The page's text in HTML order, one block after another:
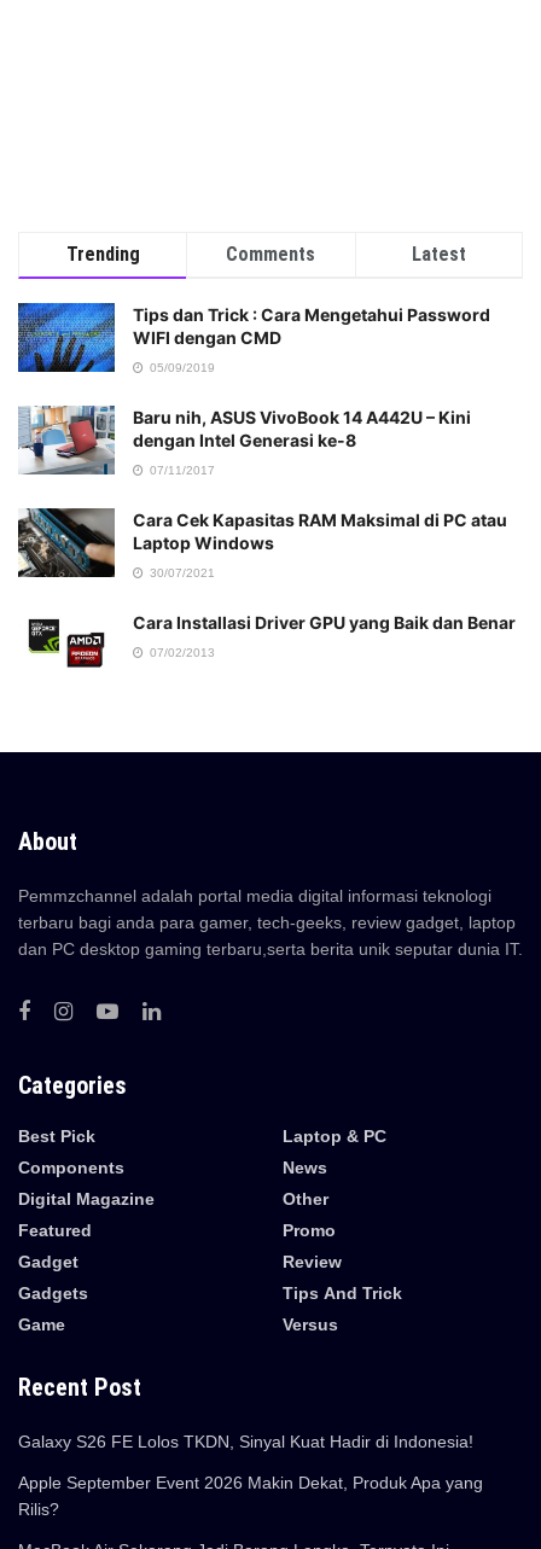
Trending Comments Latest
Tips dan Trick : Cara Mengetahui Password
WIFI dengan CMD
05/09/2019
Baru nih, ASUS VivoBook 14 A442U – Kini
dengan Intel Generasi ke-8
07/11/2017
Cara Cek Kapasitas RAM Maksimal di PC atau
Laptop Windows
30/07/2021
Cara Installasi Driver GPU yang Baik dan Benar
07/02/2013
About
Pemmzchannel adalah portal media digital informasi teknologi
terbaru bagi anda para gamer, tech-geeks, review gadget, laptop
dan PC desktop gaming terbaru,serta berita unik seputar dunia IT.
Categories
Best Pick
Components
Digital Magazine
Featured
Gadget
Gadgets
Game
Laptop & PC
News
Other
Promo
Review
Tips And Trick
Versus
Recent Post
Galaxy S26 FE Lolos TKDN, Sinyal Kuat Hadir di Indonesia!
Apple September Event 2026 Makin Dekat, Produk Apa yang
Rilis?